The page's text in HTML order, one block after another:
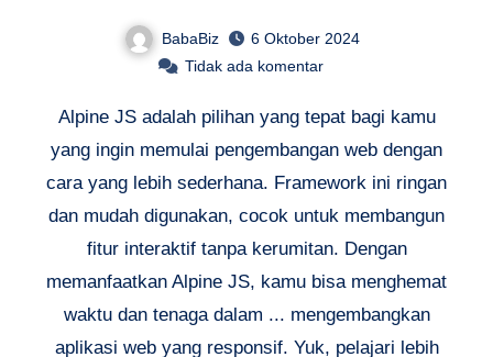
dengan Alpine JS
BabaBiz
6 Oktober 2024
Tidak ada komentar
Alpine JS adalah pilihan yang tepat bagi kamu
yang ingin memulai pengembangan web dengan
cara yang lebih sederhana. Framework ini ringan
dan mudah digunakan, cocok untuk membangun
fitur interaktif tanpa kerumitan. Dengan
memanfaatkan Alpine JS, kamu bisa menghemat
waktu dan tenaga dalam ... mengembangkan
aplikasi web yang responsif. Yuk, pelajari lebih